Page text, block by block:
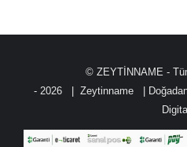
© ZEYTİNNAME -
- 2026 | Zeytinname |